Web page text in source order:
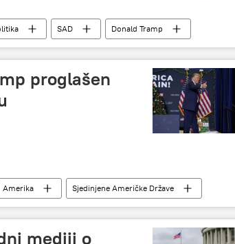
SAD
Donald Tramp
proglašen
Amerika
Sjedinjene Američke Države
Demokrate Kolorado
mediji o